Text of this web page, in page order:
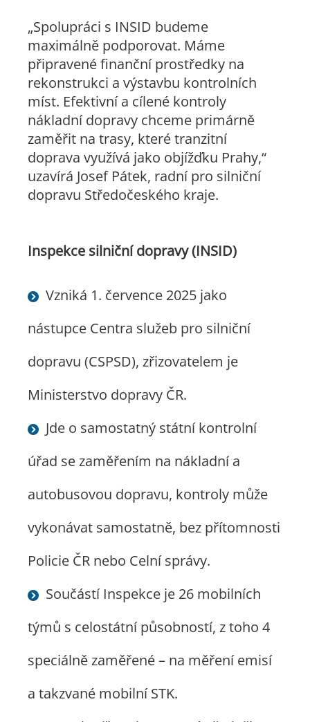
„Spolupráci s INSID budeme
maximálně podporovat. Máme
připravené finanční prostředky na
rekonstrukci a výstavbu kontrolních
míst. Efektivní a cílené kontroly
nákladní dopravy chceme primárně
zaměřit na trasy, které tranzitní
doprava využívá jako objížďku Prahy,“
uzavírá Josef Pátek, radní pro silniční
dopravu Středočeského kraje.
Inspekce silniční dopravy (INSID)
Vzniká 1. července 2025 jako
nástupce Centra služeb pro silniční
dopravu (CSPSD), zřizovatelem je
Ministerstvo dopravy ČR.
Jde o samostatný státní kontrolní
úřad se zaměřením na nákladní a
autobusovou dopravu, kontroly může
vykonávat samostatně, bez přítomnosti
Policie ČR nebo Celní správy.
Součástí Inspekce je 26 mobilních
týmů s celostátní působností, z toho 4
speciálně zaměřené – na měření emisí
a takzvané mobilní STK.